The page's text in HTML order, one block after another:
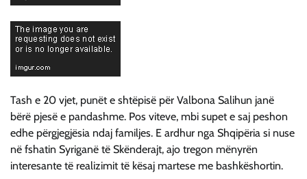
Tash e 20 vjet, punët e shtëpisë për Valbona Salihun janë
bërë pjesë e pandashme. Pos viteve, mbi supet e saj peshon
edhe përgjegjësia ndaj familjes. E ardhur nga Shqipëria si nuse
në fshatin Syriganë të Skënderajt, ajo tregon mënyrën
interesante të realizimit të kësaj martese me bashkëshortin.